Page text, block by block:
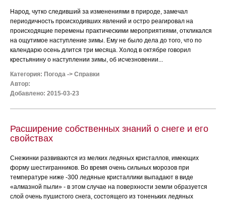
Народ, чутко следивший за изменениями в природе, замечал
периодичность происходивших явлений и остро реагировал на
происходящие перемены практическими мероприятиями, откликался
на ощутимое наступление зимы. Ему не было дела до того, что по
календарю осень длится три месяца. Холод в октябре говорил
крестьянину о наступлении зимы, об исчезновении...
Категория: Погода -> Справки
Автор:
Добавлено: 2015-03-23
Расширение собственных знаний о снеге и его
свойствах
Снежинки развиваются из мелких ледяных кристаллов, имеющих
форму шестигранников. Во время очень сильных морозов при
температуре ниже -300 ледяные кристаллики выпадают в виде
«алмазной пыли» - в этом случае на поверхности земли образуется
слой очень пушистого снега, состоящего из тоненьких ледяных